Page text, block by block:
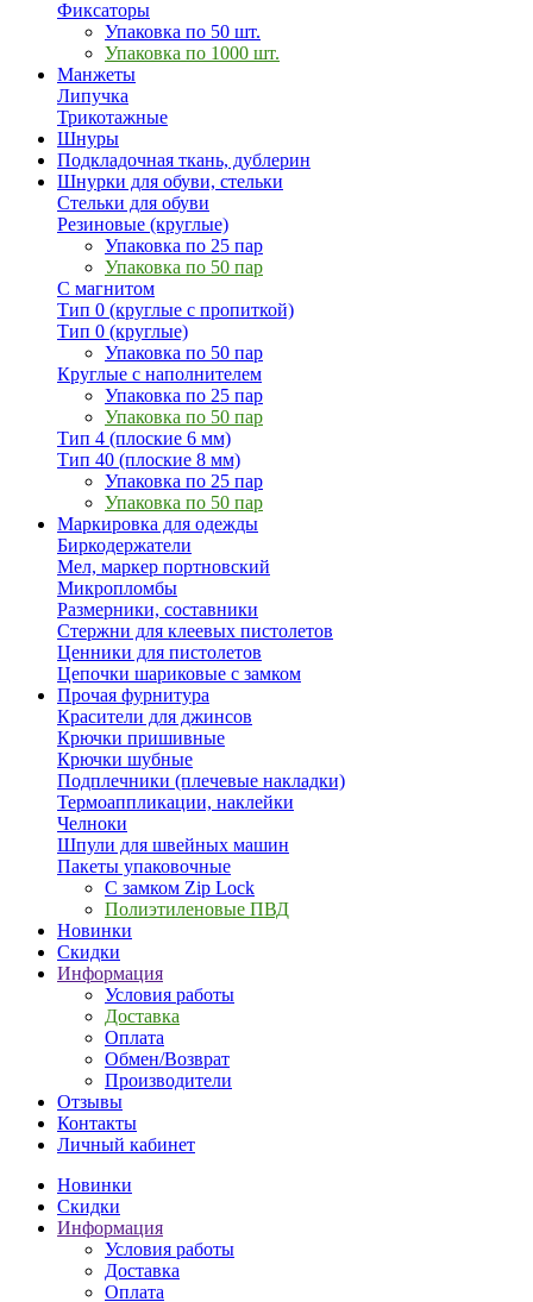
Фиксаторы
Упаковка по 50 шт.
Упаковка по 1000 шт.
Манжеты
Липучка
Трикотажные
Шнуры
Подкладочная ткань, дублерин
Шнурки для обуви, стельки
Стельки для обуви
Резиновые (круглые)
Упаковка по 25 пар
Упаковка по 50 пар
С магнитом
Тип 0 (круглые с пропиткой)
Тип 0 (круглые)
Упаковка по 50 пар
Круглые с наполнителем
Упаковка по 25 пар
Упаковка по 50 пар
Тип 4 (плоские 6 мм)
Тип 40 (плоские 8 мм)
Упаковка по 25 пар
Упаковка по 50 пар
Маркировка для одежды
Биркодержатели
Мел, маркер портновский
Микропломбы
Размерники, составники
Стержни для клеевых пистолетов
Ценники для пистолетов
Цепочки шариковые с замком
Прочая фурнитура
Красители для джинсов
Крючки пришивные
Крючки шубные
Подплечники (плечевые накладки)
Термоаппликации, наклейки
Челноки
Шпули для швейных машин
Пакеты упаковочные
С замком Zip Lock
Полиэтиленовые ПВД
Новинки
Скидки
Информация
Условия работы
Доставка
Оплата
Обмен/Возврат
Производители
Отзывы
Контакты
Личный кабинет
Новинки
Скидки
Информация
Условия работы
Доставка
Оплата